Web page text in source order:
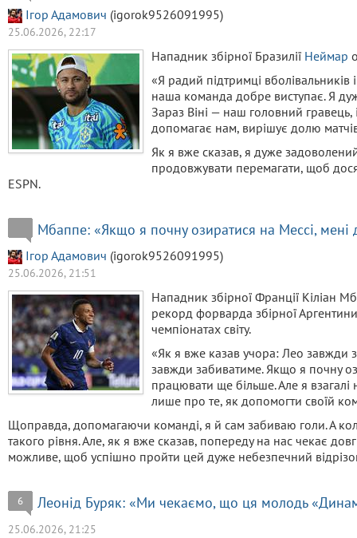
Ігор Адамович (igorok9526091995)
25.06.2026, 22:17
Нападник збірної Бразилії Неймар
«Я радий підтримці
наша команда добре виступає. Я
Зараз Віні — наш головний
допомагає нам, вирішує долю
Як я вже сказав, я дуже
продовжувати перемагати, щоб
ESPN.
Мбаппе: «Якщо я почну озиратися на Мессі,
Ігор Адамович (igorok9526091995)
25.06.2026, 21:51
Нападник збірної Франції Кіліан
рекорд форварда збірної
чемпіонатах світу.
«Як я вже казав учора: Лео завжди
завжди забиватиме. Якщо я почну
працювати ще більше. Але я
лише про те, як допомогти своїй
Щоправда, допомагаючи команді, я й сам забиваю голи. А
такого рівня. Але, як я вже сказав, попереду на нас чекає
можливе, щоб успішно пройти цей дуже небезпечний
6 Леонід Буряк: «Ми чекаємо, що ця молодь
25.06.2026, 21:25